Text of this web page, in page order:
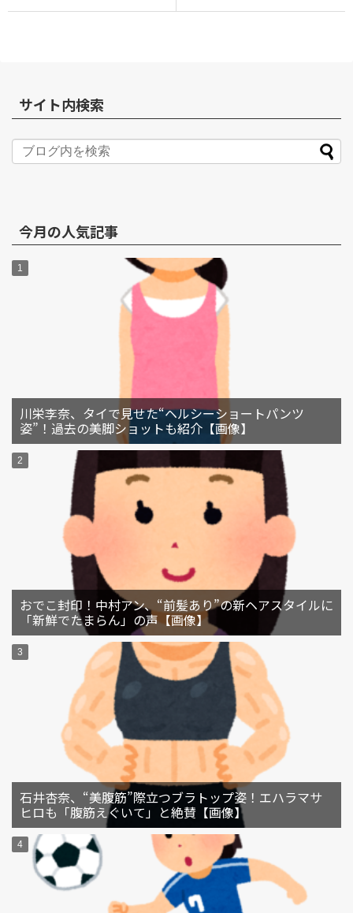
サイト内検索
今月の人気記事
川栄李奈、タイで見せた“ヘルシーショートパンツ
姿”！過去の美脚ショットも紹介【画像】
おでこ封印！中村アン、“前髪あり”の新ヘアスタイルに
「新鮮でたまらん」の声【画像】
石井杏奈、“美腹筋”際立つブラトップ姿！エハラマサ
ヒロも「腹筋えぐいて」と絶賛【画像】